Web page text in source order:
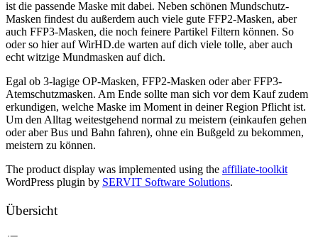
ist die passende Maske mit dabei. Neben schönen Mundschutz-
Masken findest du außerdem auch viele gute FFP2-Masken, aber
auch FFP3-Masken, die noch feinere Partikel Filtern können. So
oder so hier auf WirHD.de warten auf dich viele tolle, aber auch
echt witzige Mundmasken auf dich.
Egal ob 3-lagige OP-Masken, FFP2-Masken oder aber FFP3-
Atemschutzmasken. Am Ende sollte man sich vor dem Kauf zudem
erkundigen, welche Maske im Moment in deiner Region Pflicht ist.
Um den Alltag weitestgehend normal zu meistern (einkaufen gehen
oder aber Bus und Bahn fahren), ohne ein Bußgeld zu bekommen,
meistern zu können.
The product display was implemented using the affiliate-toolkit
WordPress plugin by SERVIT Software Solutions.
Übersicht